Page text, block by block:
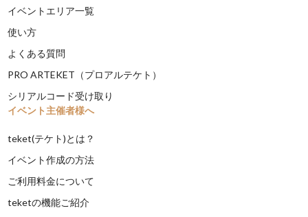
イベントエリア一覧
使い方
よくある質問
PRO ARTEKET（プロアルテケト）
シリアルコード受け取り
イベント主催者様へ
teket(テケト)とは？
イベント作成の方法
ご利用料金について
teketの機能ご紹介